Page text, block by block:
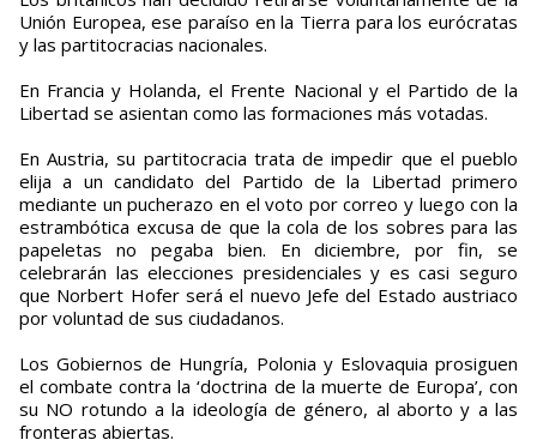
Unión Europea, ese paraíso en la Tierra para los eurócratas
y las partitocracias nacionales.
En Francia y Holanda, el Frente Nacional y el Partido de la
Libertad se asientan como las formaciones más votadas.
En Austria, su partitocracia trata de impedir que el pueblo
elija a un candidato del Partido de la Libertad primero
mediante un pucherazo en el voto por correo y luego con la
estrambótica excusa de que la cola de los sobres para las
papeletas no pegaba bien. En diciembre, por fin, se
celebrarán las elecciones presidenciales y es casi seguro
que Norbert Hofer será el nuevo Jefe del Estado austriaco
por voluntad de sus ciudadanos.
Los Gobiernos de Hungría, Polonia y Eslovaquia prosiguen
el combate contra la ‘doctrina de la muerte de Europa’, con
su NO rotundo a la ideología de género, al aborto y a las
fronteras abiertas.